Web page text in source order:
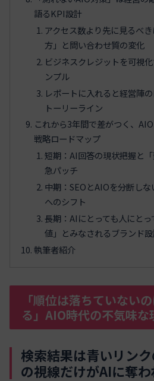
語るKPI設計
アクセス数より先に見るべ
方」と問い合わせ質の変化
ビジネスクレジットを可視
ンプル
レポートに入れると経営陣
トーリーライン
これから3年間で差がつく、
戦略ロードマップ
短期：AI回答の現状把握と
急パッチ
中期：SEOとAIOを分断し
へのシフト
長期：AIにとっても人にと
値」とみなされるブランド
執筆者紹介
「順位は落ちていない
る」AIO時代の不気味な
検索結果は青いリン
の視線だけがAIに奪わ